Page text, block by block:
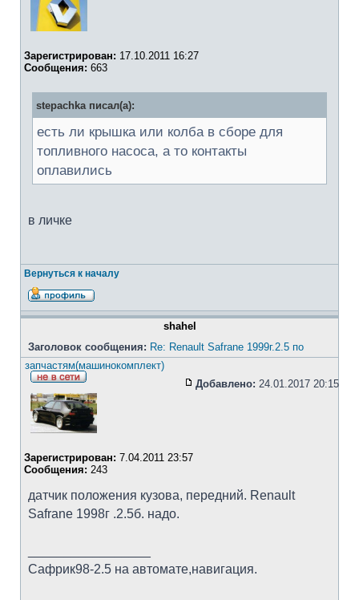
Зарегистрирован: 17.10.2011 16:27
Сообщения: 663
stepachka писал(а):
есть ли крышка или колба в сборе для
топливного насоса, а то контакты
оплавились
в личке
Вернуться к началу
shahel
Заголовок сообщения: Re: Renault Safrane 1999г.2.5 по
запчастям(машинокомплект)
Добавлено: 24.01.2017 20:15
Зарегистрирован: 7.04.2011 23:57
Сообщения: 243
датчик положения кузова, передний. Renault
Safrane 1998г .2.5б. надо.
Сафрик98-2.5 на автомате,навигация.